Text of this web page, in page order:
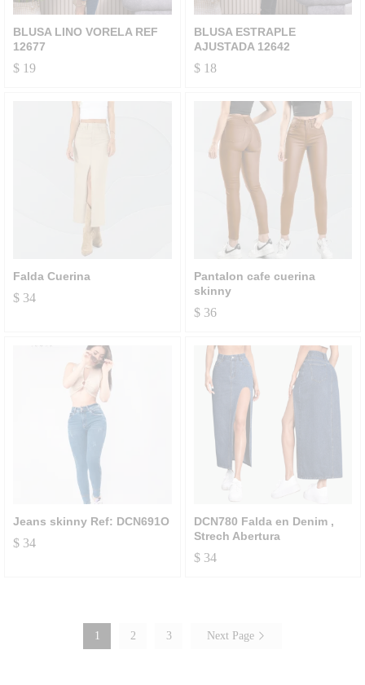
BLUSA LINO VORELA REF
12677
$ 19
BLUSA ESTRAPLE
AJUSTADA 12642
$18
Falda Cuerina
$ 34
Pantalon cafe cuerina
skinny
$36
Jeans skinny Ref: DCN691O
$ 34
DCN780 Falda en Denim ,
Strech Abertura
$34
1 2 3 Next Page